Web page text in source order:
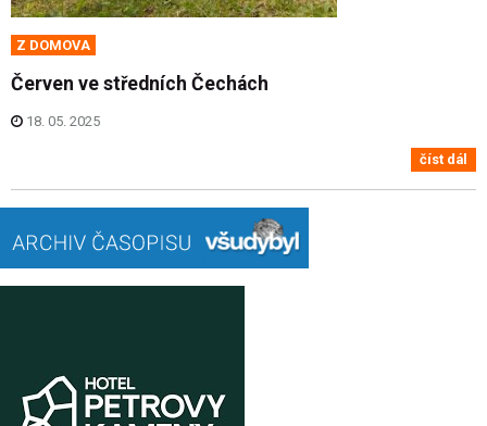
Z DOMOVA
Červen ve středních Čechách
18. 05. 2025
číst dál